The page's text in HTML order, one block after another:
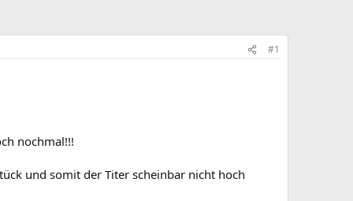
#1
nochmal!!!
und somit der Titer scheinbar nicht hoch